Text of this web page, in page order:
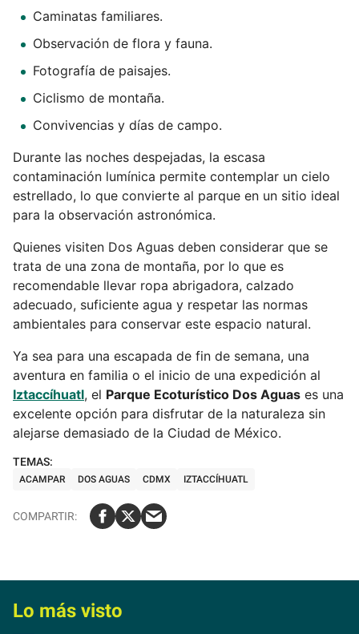
Caminatas familiares.
Observación de flora y fauna.
Fotografía de paisajes.
Ciclismo de montaña.
Convivencias y días de campo.
Durante las noches despejadas, la escasa
contaminación lumínica permite contemplar un cielo
estrellado, lo que convierte al parque en un sitio ideal
para la observación astronómica.
Quienes visiten Dos Aguas deben considerar que se
trata de una zona de montaña, por lo que es
recomendable llevar ropa abrigadora, calzado
adecuado, suficiente agua y respetar las normas
ambientales para conservar este espacio natural.
Ya sea para una escapada de fin de semana, una
aventura en familia o el inicio de una expedición al
Iztaccíhuatl, el Parque Ecoturístico Dos Aguas es una
excelente opción para disfrutar de la naturaleza sin
alejarse demasiado de la Ciudad de México.
ACAMPAR DOS AGUAS CDMX IZTACCÍHUATL
Lo más visto